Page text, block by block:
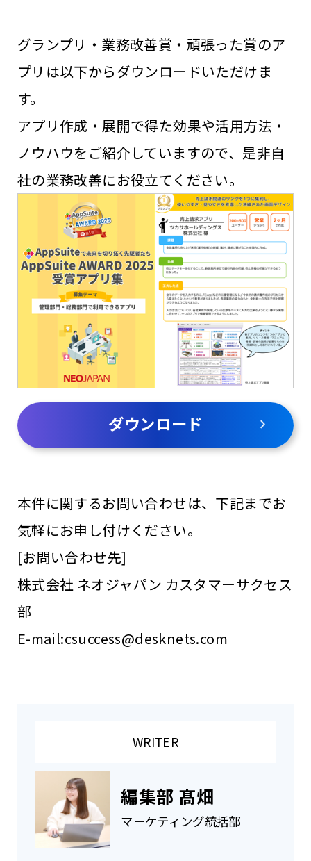
グランプリ・業務改善賞・頑張った賞のア
プリは以下からダウンロードいただけま
す。
アプリ作成・展開で得た効果や活用方法・
ノウハウをご紹介していますので、是非自
社の業務改善にお役立てください。
ダウンロード
本件に関するお問い合わせは、下記までお
気軽にお申し付けください。
[お問い合わせ先]
株式会社 ネオジャパン カスタマーサクセス
部
E-mail:csuccess@desknets.com
WRITER
編集部 髙畑
マーケティング統括部